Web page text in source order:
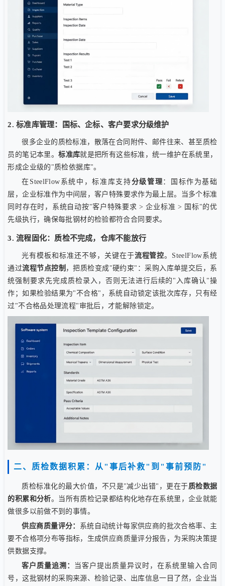
2. 标准库管理：国标、企标、客户要求分级维护
很多企业的质检标准，散落在合同附件、邮件往来、甚至质检
员的笔记本里。标准库就是把所有这些标准，统一维护在系统里，
形成企业级的"质检依据库"。
在SteelFlow系统中，标准库支持分级管理 ：国标作为基础
层，企业标准作为中间层，客户特殊要求作为最上层。当多个标准
同时存在时，系统自动按"客户特殊要求 > 企业标准 > 国标"的优
先级执行，确保每批钢材的检验都符合合同要求。
3. 流程固化：质检不完成，仓库不能放行
光有模板和标准还不够，关键在于流程管控。SteelFlow系统
通过流程节点控制 ，把质检变成"硬约束"：采购入库单提交后，系
统强制要求先完成质检录入，否则无法进行后续的"入库确认"操
作；如果检验结果为"不合格"，系统自动锁定该批次库存，只有经
过"不合格品处理流程"审批后，才能解除锁定。
二、质检数据积累：从"事后补救"到"事前预防"
质检标准化的最大价值，不只是"减少出错"，更在于质检数据
的积累和分析。当所有质检记录都结构化地存在系统里，企业就能
做很多以前做不到的事情。
供应商质量评分： 系统自动统计每家供应商的批次合格率、主
要不合格项分布等指标，生成供应商质量评分报告，为采购决策提
供数据支撑。
客户质量追溯：
当客户提出质量异议时，在系统里输入合同
号，这批钢材的采购来源、检验记录、出库信息一目了然，企业当